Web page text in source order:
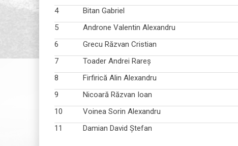
4
Bitan Gabriel
5
Androne Valentin Alexandru
6
Grecu Răzvan Cristian
7
Toader Andrei Rareș
8
Firfirică Alin Alexandru
9
Nicoară Răzvan Ioan
10
Voinea Sorin Alexandru
11
Damian David Ștefan